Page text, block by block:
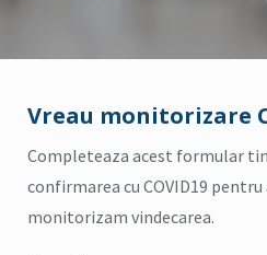
Vreau monitorizare
Completeaza acest formular
confirmarea cu COVID19
monitorizam vindecarea.